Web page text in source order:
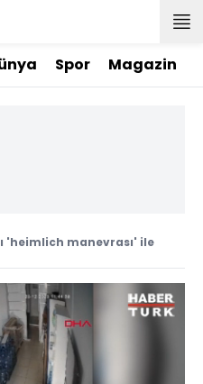
Spor Magazin
'heimlich manevrası' ile